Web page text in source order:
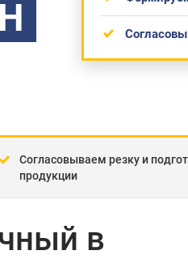
Согласовываем резку и
продукции
в